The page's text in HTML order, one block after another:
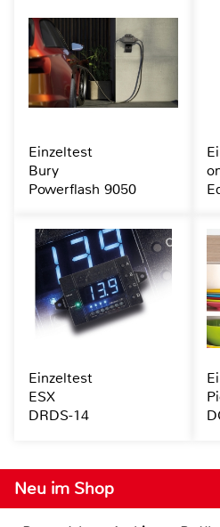
Neu im Shop
Einzeltest
Bury
Powerflash 9050
Einzeltest
ESX
DRDS-14